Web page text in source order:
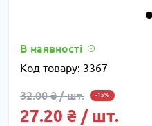
В наявності
Код товару: 3367
32.00 ₴ / шт. -15%
27.20 ₴ / шт.